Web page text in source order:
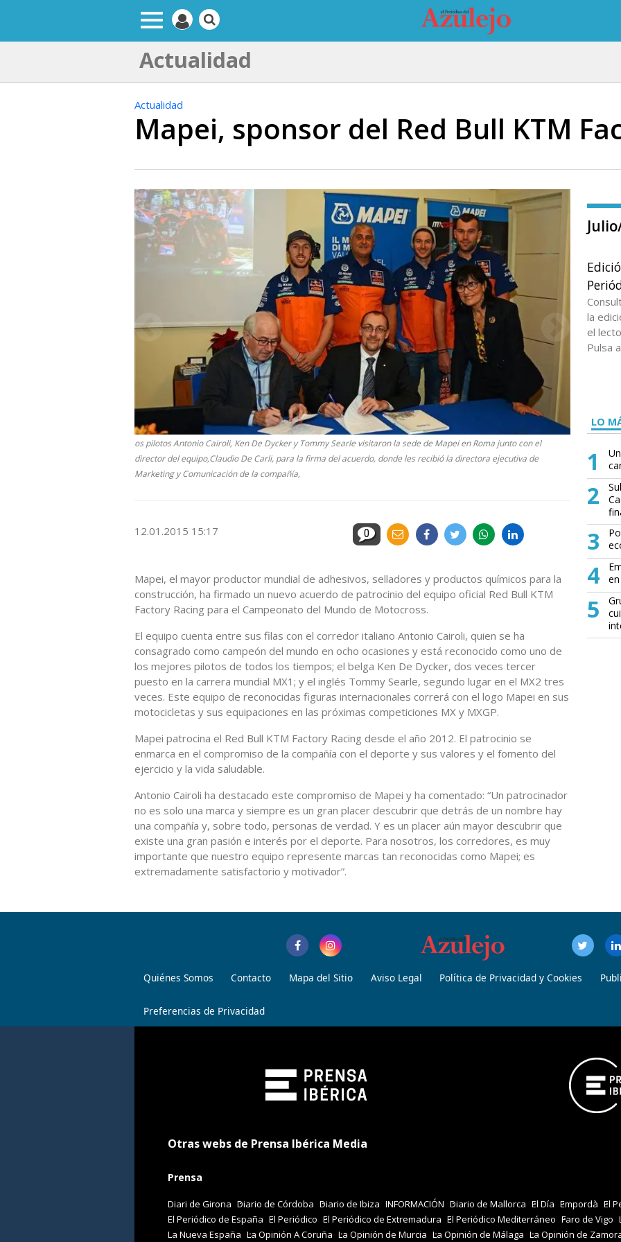
Actualidad
Actualidad
Mapei, sponsor del Red Bull KTM
os pilotos Antonio Cairoli, Ken De Dycker y Tommy Searle visitaron la sede de Mapei en Roma junto con el
director del equipo,Claudio De Carli, para la firma del acuerdo, donde les recibió la directora ejecutiva de
Marketing y Comunicación de la compañía,
12.01.2015 15:17 0
Mapei, el mayor productor mundial de adhesivos, selladores y productos químicos para la
construcción, ha firmado un nuevo acuerdo de patrocinio del equipo oficial Red Bull KTM
Factory Racing para el Campeonato del Mundo de Motocross.
El equipo cuenta entre sus filas con el corredor italiano Antonio Cairoli, quien se ha
consagrado como campeón del mundo en ocho ocasiones y está reconocido como uno de
los mejores pilotos de todos los tiempos; el belga Ken De Dycker, dos veces tercer
puesto en la carrera mundial MX1; y el inglés Tommy Searle, segundo lugar en el MX2 tres
veces. Este equipo de reconocidas figuras internacionales correrá con el logo Mapei en sus
motocicletas y sus equipaciones en las próximas competiciones MX y MXGP.
Mapei patrocina el Red Bull KTM Factory Racing desde el año 2012. El patrocinio se
enmarca en el compromiso de la compañía con el deporte y sus valores y el fomento del
ejercicio y la vida saludable.
Antonio Cairoli ha destacado este compromiso de Mapei y ha comentado: “Un patrocinador
no es solo una marca y siempre es un gran placer descubrir que detrás de un nombre hay
una compañía y, sobre todo, personas de verdad. Y es un placer aún mayor descubrir que
existe una gran pasión e interés por el deporte. Para nosotros, los corredores, es muy
importante que nuestro equipo represente marcas tan reconocidas como Mapei; es
extremadamente satisfactorio y motivador”.
la
el
Pulsa
LO
1
2
3
4
5
Quiénes Somos Contacto Mapa del Sitio Aviso Legal Política de Privacidad y Cookies
Preferencias de Privacidad
Otras webs de Prensa Ibérica Media
Prensa
Diari de Girona Diario de Córdoba Diario de Ibiza INFORMACIÓN Diario de Mallorca El Día Empordà El
El Periódico de España El Periódico El Periódico de Extremadura El Periódico Mediterráneo Faro de Vigo
La Nueva España La Opinión A Coruña La Opinión de Murcia La Opinión de Málaga La Opinión de